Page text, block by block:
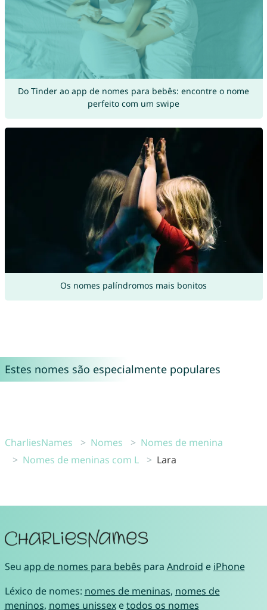
Do Tinder ao app de nomes para bebês: encontre o nome
perfeito com um swipe
Os nomes palíndromos mais bonitos
Estes nomes são especialmente populares
CharliesNames Nomes
Nomes de menina
Nomes de meninas com L
Lara
Seu app de nomes para bebês para Android e iPhone
Léxico de nomes: nomes de meninas, nomes de
meninos, nomes unissexetodos os nomes